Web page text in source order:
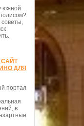
южной
советы,
ДЛЯ
портал
в